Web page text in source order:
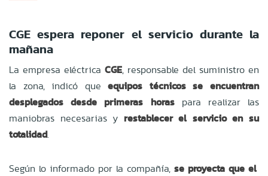
CGE espera reponer el servicio durante la
mañana
La empresa eléctrica CGE, responsable del suministro en
la zona, indicó queequipos técnicos se encuentran
desplegados desde primeras horaspara realizar las
maniobras necesarias y restablecer el servicio en su
totalidad.
Según lo informado por la compañía, se proyecta que el